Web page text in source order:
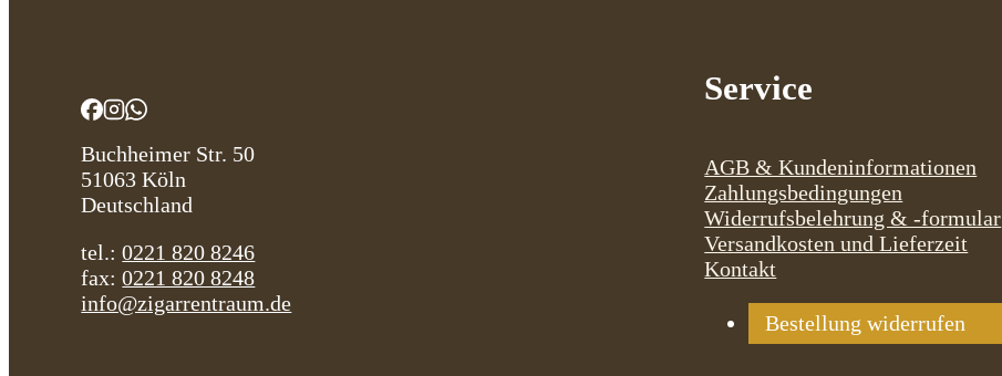
Buchheimer Str. 50
51063 Köln
Deutschland
tel.:0221 820 8246
fax:0221 820 8248
info@zigarrentraum.de
Service
AGB & Kundeninformationen
Zahlungsbedingungen
Widerrufsbelehrung & -formular
Versandkosten und Lieferzeit
Kontakt
Bestellung widerrufen